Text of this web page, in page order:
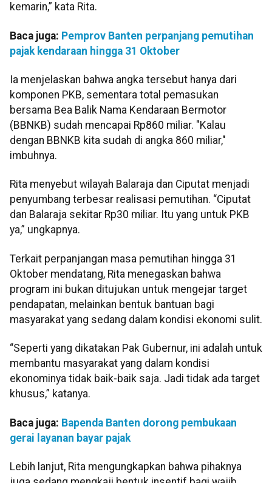
kemarin,” kata Rita.
Baca juga: Pemprov Banten perpanjang pemutihan
pajak kendaraan hingga 31 Oktober
Ia menjelaskan bahwa angka tersebut hanya dari
komponen PKB, sementara total pemasukan
bersama Bea Balik Nama Kendaraan Bermotor
(BBNKB) sudah mencapai Rp860 miliar. "Kalau
dengan BBNKB kita sudah di angka 860 miliar,"
imbuhnya.
Rita menyebut wilayah Balaraja dan Ciputat menjadi
penyumbang terbesar realisasi pemutihan. “Ciputat
dan Balaraja sekitar Rp30 miliar. Itu yang untuk PKB
ya,” ungkapnya.
Terkait perpanjangan masa pemutihan hingga 31
Oktober mendatang, Rita menegaskan bahwa
program ini bukan ditujukan untuk mengejar target
pendapatan, melainkan bentuk bantuan bagi
masyarakat yang sedang dalam kondisi ekonomi sulit.
“Seperti yang dikatakan Pak Gubernur, ini adalah untuk
membantu masyarakat yang dalam kondisi
ekonominya tidak baik-baik saja. Jadi tidak ada target
khusus,” katanya.
Baca juga: Bapenda Banten dorong pembukaan
gerai layanan bayar pajak
Lebih lanjut, Rita mengungkapkan bahwa pihaknya